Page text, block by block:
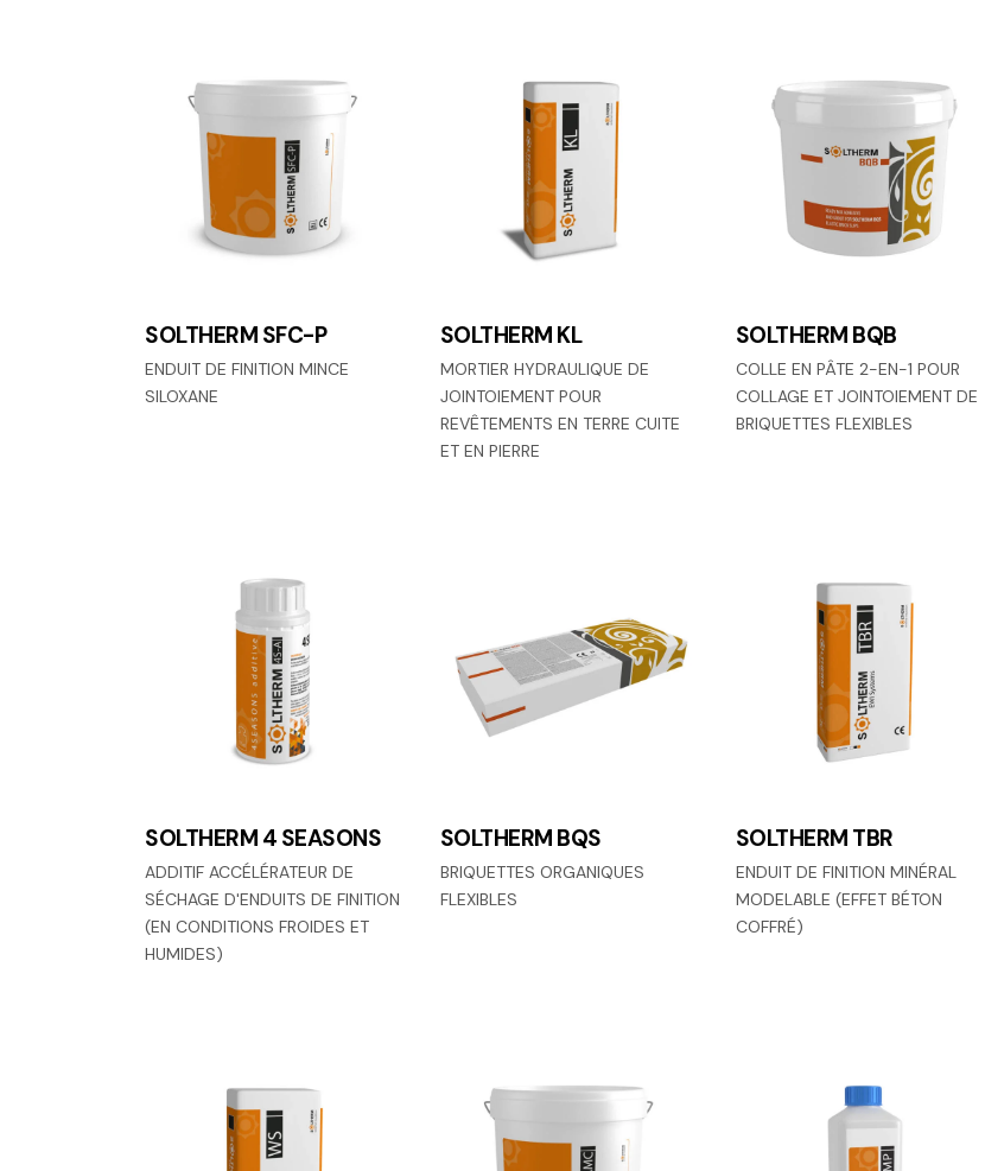
SOLTHERM SFC-P
ENDUIT DE FINITION MINCE
SILOXANE
SOLTHERM KL
MORTIER HYDRAULIQUE DE
JOINTOIEMENT POUR
REVÊTEMENTS EN TERRE CUITE
ET EN PIERRE
SOLTHERM BQB
COLLE EN PÂTE 2-EN-1 POUR
COLLAGE ET JOINTOIEMENT DE
BRIQUETTES FLEXIBLES
SOLTHERM 4 SEASONS
ADDITIF ACCÉLÉRATEUR DE
SÉCHAGE D'ENDUITS DE FINITION
(EN CONDITIONS FROIDES ET
HUMIDES)
SOLTHERM BQS
BRIQUETTES ORGANIQUES
FLEXIBLES
SOLTHERM TBR
ENDUIT DE FINITION MINÉRAL
MODELABLE (EFFET BÉTON
COFFRÉ)